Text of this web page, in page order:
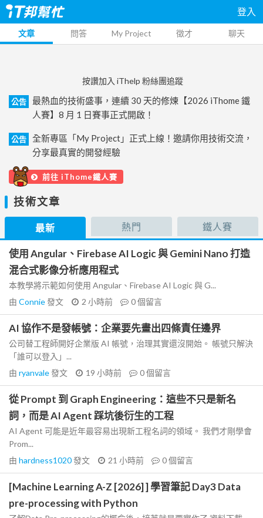
登入
文章 問答 My Project 徵才 聊天
按讚加入 iThelp 粉絲團追蹤
公告
最熱血的技術盛事，連續 30 天的修煉【2026 iThome 鐵
人賽】8 月 1 日賽事正式開啟！
公告
全新專區「My Project」正式上線！邀請你用技術交流，
分享最真實的開發經驗
前往 iThome鐵人賽
技術文章
最新 熱門 鐵人賽
使用 Angular、Firebase AI Logic 與 Gemini Nano 打造
混合式影像分析應用程式
本教學將示範如何使用 Angular、Firebase AI Logic 與 G...
由 Connie發文 2 小時前 0個留言
AI 協作不是發帳號：企業要先畫出四條責任邊界
公司替工程師開好企業版 AI 帳號，治理其實還沒開始。 帳號只解決
「誰可以登入」...
由 ryanvale發文 19 小時前 0個留言
從 Prompt 到 Graph Engineering：這些不只是新名
詞，而是 AI Agent 踩坑後衍生的工程
AI Agent 可能是近年最容易出現新工程名詞的領域。 我們才剛學會
Prom...
由 hardness1020發文 21 小時前 0個留言
[Machine Learning A-Z [2026] ] 學習筆記 Day3 Data
pre-processing with Python